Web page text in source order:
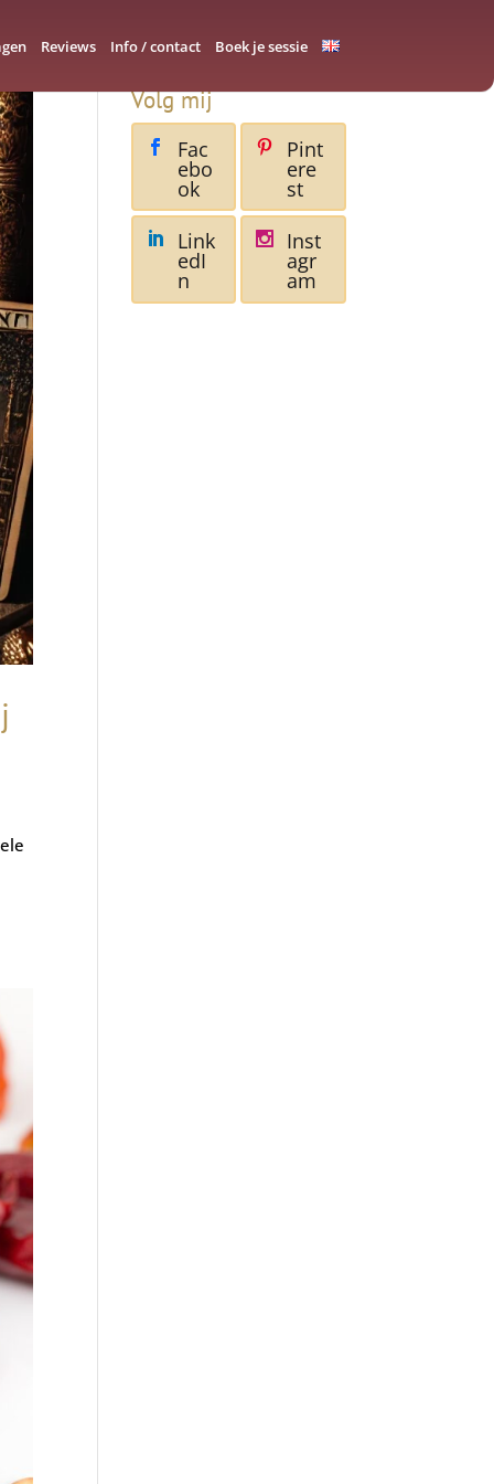
Reviews Info / contact Boek je sessie
Volg mij
Fac
ebo
ok
Pint
ere
st
Link
edI
n
Inst
agr
am